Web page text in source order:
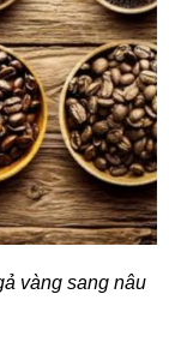
vàng sang nâu